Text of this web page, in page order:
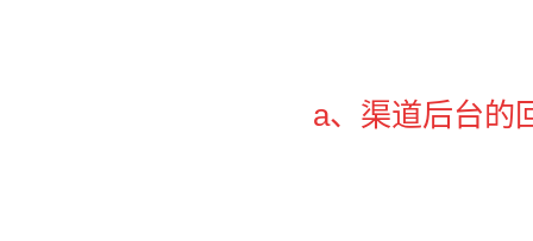
a、渠道后台的